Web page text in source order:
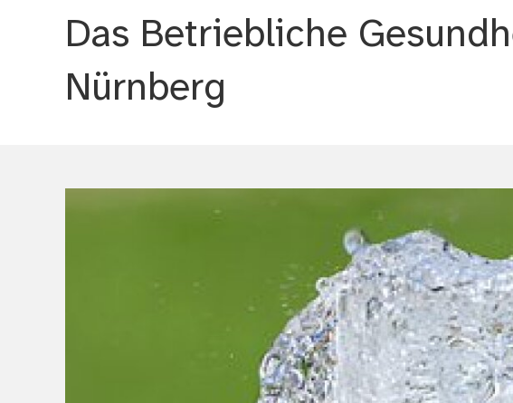
Das Betriebliche
Nürnberg